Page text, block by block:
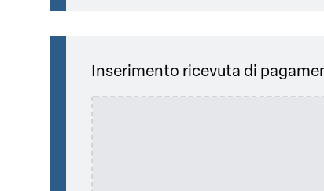
Inserimento ricevuta di